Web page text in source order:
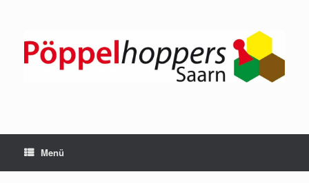
Menü